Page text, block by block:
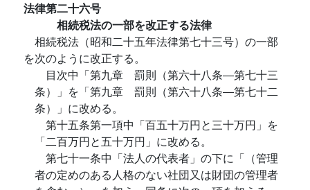
法律第二十六号
相続税法の一部を改正する法律
相続税法（昭和二十五年法律第七十三号）の一部
を次のように改正する。
目次中「第九章 罰則（第六十八条―第七十三
条）」を「第九章 罰則（第六十八条―第七十二
条）」に改める。
第十五条第一項中「百五十万円と三十万円」を
「二百万円と五十万円」に改める。
第七十一条中「法人の代表者」の下に「（管理
者の定めのある人格のない社団又は財団の管理者